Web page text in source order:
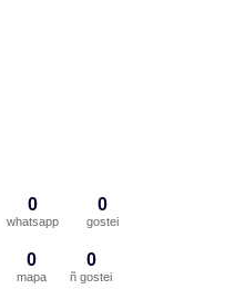
0
whatsapp
0
gostei
0
mapa
0
ñ gostei